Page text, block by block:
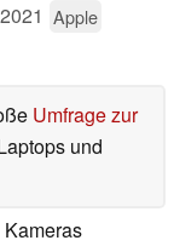
Apple
Umfrage zur
und